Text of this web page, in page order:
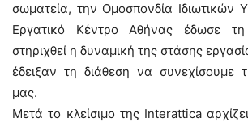
σωματεία, την Ομοσπονδία Ιδιωτικών
Εργατικό Κέντρο Αθήνας έδωσε
στηριχθεί η δυναμική της στάσης
έδειξαν τη διάθεση να συνεχίσουμε
μας.
Μετά το κλείσιμο της Interattica